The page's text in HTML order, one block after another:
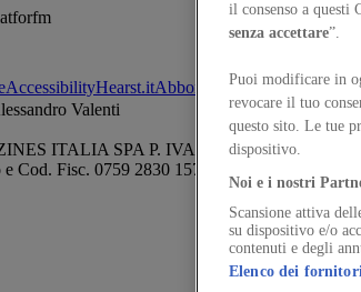
AccessibilityHearst.itAbbonationline.itSitemap
Valenti
ITALIA SPA P. IVA 12212110154 | VIA
Cod. Fisc. 0759 2830 157 - Part.Iva 1221 2110
il consenso a questi
senza accettare”.
Puoi modificare in
revocare il tuo
questo sito. Le tue
dispositivo.
Noi e i nostri
Scansione attiva
su dispositivo e/o
contenuti e degli
Elenco dei